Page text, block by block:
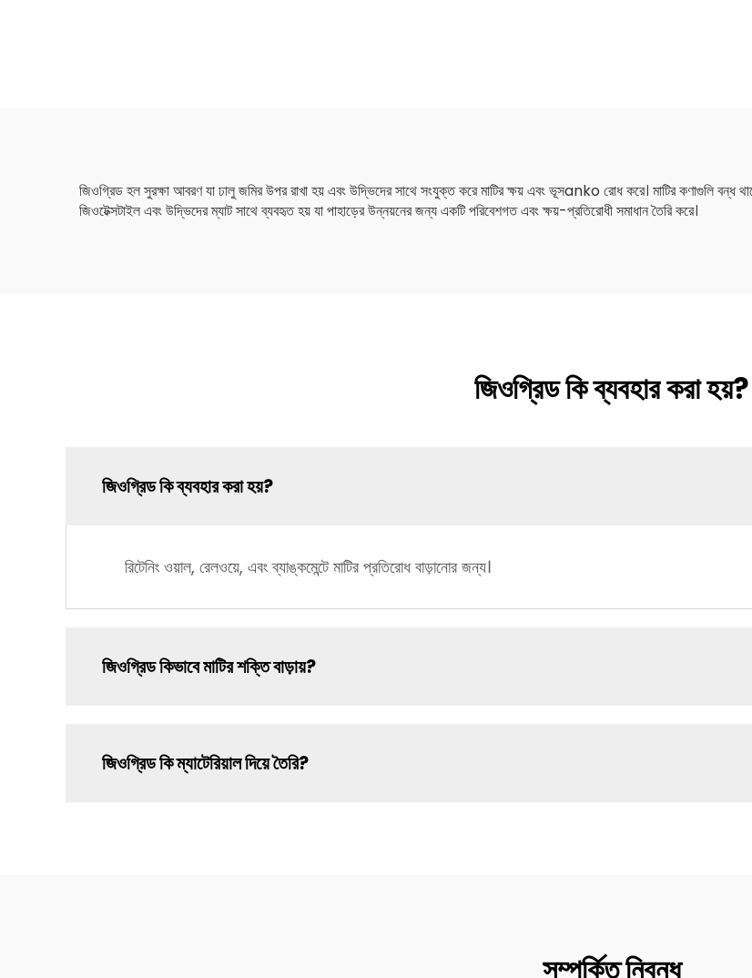
জিওগ্রিড হল সুরক্ষা আবরণ যা ঢালু জমির উপর রাখা হয় এবং উদ্ভিদের সাথে সংযুক্ত করে মাটির ক্ষয় এবং ভূসanko রোধ করে। মাটির কণাগুলি বন্ধ
জিওটেক্সটাইল এবং উদ্ভিদের ম্যাট সাথে ব্যবহৃত হয় যা পাহাড়ের উন্নয়নের জন্য একটি পরিবেশগত এবং ক্ষয়-প্রতিরোধী সমাধান তৈরি করে।
জিওগ্রিড কি ব্যবহার করা হয়?
জিওগ্রিড কি ব্যবহার করা হয়?
রিটেনিং ওয়াল, রেলওয়ে, এবং ব্যাঙ্কমেন্টে মাটির প্রতিরোধ বাড়ানোর জন্য।
জিওগ্রিড কিভাবে মাটির শক্তি বাড়ায়?
জিওগ্রিড কি ম্যাটেরিয়াল দিয়ে তৈরি?
সম্পর্কিত নিবন্ধ